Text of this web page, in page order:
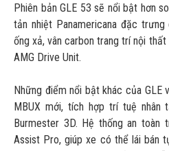
Phiên bản GLE 53 sẽ nổi bật hơn
tản nhiệt Panamericana đặc
ống xả, vân carbon trang trí nội
AMG Drive Unit.
Những điểm nổi bật khác của GLE
MBUX mới, tích hợp trí tuệ nhân
Burmester 3D. Hệ thống an toàn
Assist Pro, giúp xe có thể lái bán